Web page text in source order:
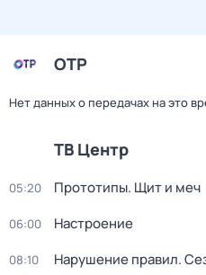
ОТР
Нет данных о передачах на это
ТВ Центр
05:20 Прототипы. Щит и меч
06:00 Настроение
08:10 Нарушение правил.